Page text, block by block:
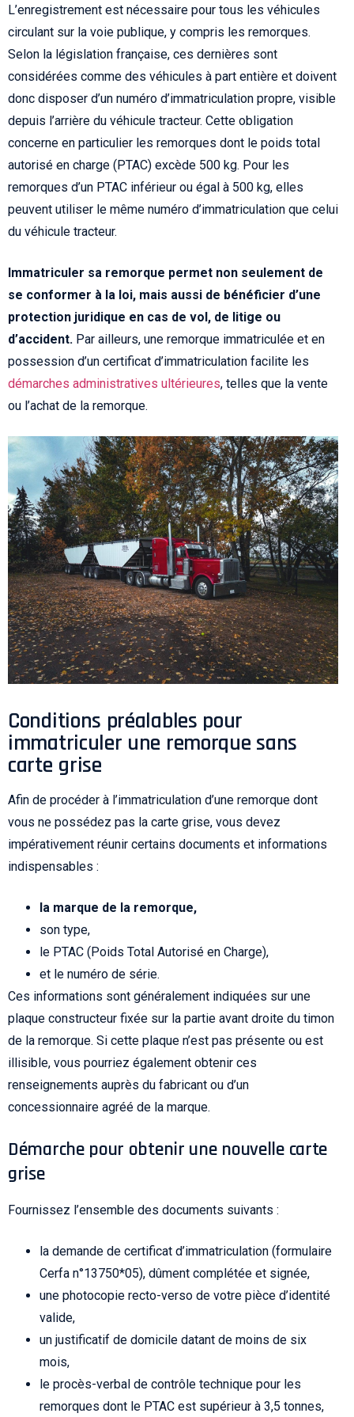
L’enregistrement est nécessaire pour tous les véhicules
circulant sur la voie publique, y compris les remorques.
Selon la législation française, ces dernières sont
considérées comme des véhicules à part entière et doivent
donc disposer d’un numéro d’immatriculation propre, visible
depuis l’arrière du véhicule tracteur. Cette obligation
concerne en particulier les remorques dont le poids total
autorisé en charge (PTAC) excède 500 kg. Pour les
remorques d’un PTAC inférieur ou égal à 500 kg, elles
peuvent utiliser le même numéro d’immatriculation que celui
du véhicule tracteur.
Immatriculer sa remorque permet non seulement de
se conformer à la loi, mais aussi de bénéficier d’une
protection juridique en cas de vol, de litige ou
d’accident. Par ailleurs, une remorque immatriculée et en
possession d’un certificat d’immatriculation facilite les
démarches administratives ultérieures, telles que la vente
ou l’achat de la remorque.
Conditions préalables pour
immatriculer une remorque sans
carte grise
Afin de procéder à l’immatriculation d’une remorque dont
vous ne possédez pas la carte grise, vous devez
impérativement réunir certains documents et informations
indispensables :
la marque de la remorque,
son type,
le PTAC (Poids Total Autorisé en Charge),
et le numéro de série.
Ces informations sont généralement indiquées sur une
plaque constructeur fixée sur la partie avant droite du timon
de la remorque. Si cette plaque n’est pas présente ou est
illisible, vous pourriez également obtenir ces
renseignements auprès du fabricant ou d’un
concessionnaire agréé de la marque.
Démarche pour obtenir une nouvelle carte
grise
Fournissez l’ensemble des documents suivants :
la demande de certificat d’immatriculation (formulaire
Cerfa n°13750*05), dûment complétée et signée,
une photocopie recto-verso de votre pièce d’identité
valide,
un justificatif de domicile datant de moins de six
mois,
le procès-verbal de contrôle technique pour les
remorques dont le PTAC est supérieur à 3,5 tonnes,